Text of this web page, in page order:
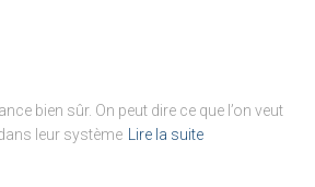
bien sûr. On peut dire ce que l’on veut
leur système
Lire la suite